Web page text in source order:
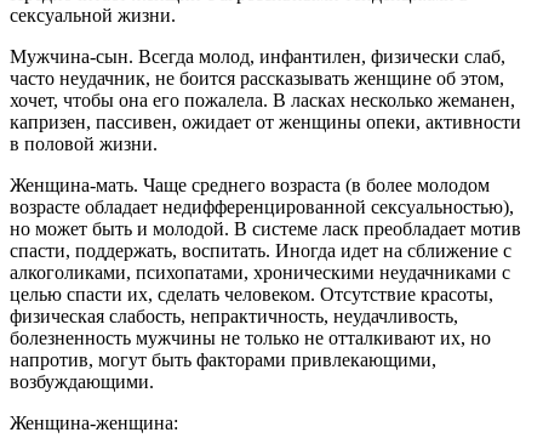
сексуальной жизни.
Мужчина-сын. Всегда молод, инфантилен, физически слаб,
часто неудачник, не боится рассказывать женщине об этом,
хочет, чтобы она его пожалела. В ласках несколько жеманен,
капризен, пассивен, ожидает от женщины опеки, активности
в половой жизни.
Женщина-мать. Чаще среднего возраста (в более молодом
возрасте обладает недифференцированной сексуальностью),
но может быть и молодой. В системе ласк преобладает мотив
спасти, поддержать, воспитать. Иногда идет на сближение с
алкоголиками, психопатами, хроническими неудачниками с
целью спасти их, сделать человеком. Отсутствие красоты,
физическая слабость, непрактичность, неудачливость,
болезненность мужчины не только не отталкивают их, но
напротив, могут быть факторами привлекающими,
возбуждающими.
Женщина-женщина: